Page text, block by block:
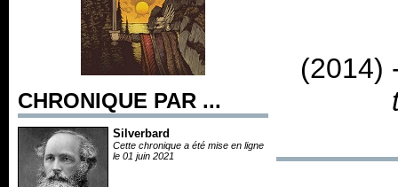
CHRONIQUE PAR ...
Silverbard
Cette chronique a été mise en ligne
le 01 juin 2021
(2014)